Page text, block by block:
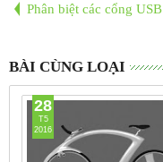
Phân biệt các cổng USB
BÀI CÙNG LOẠI
28
T5
2016